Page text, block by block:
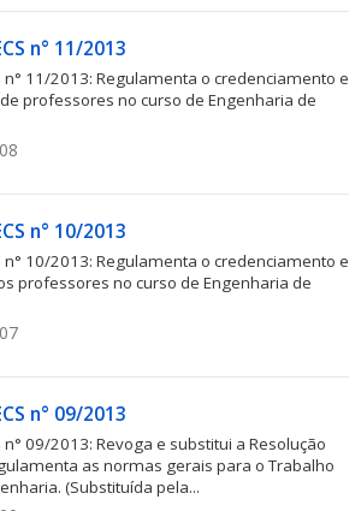
n° 11/2013
n° 11/2013: Regulamenta o credenciamento e
professores no curso de Engenharia de
n° 10/2013
n° 10/2013: Regulamenta o credenciamento e
professores no curso de Engenharia de
n° 09/2013
n° 09/2013: Revoga e substitui a Resolução
as normas gerais para o Trabalho
(Substituída pela...